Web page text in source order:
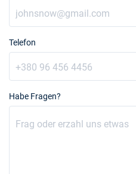
Telefon
Habe Fragen?